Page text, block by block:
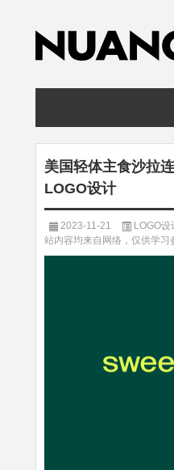
美国轻体主食沙拉
LOGO设计
2023-11-21 LOGO设
站内容均来自网络，仅供学习